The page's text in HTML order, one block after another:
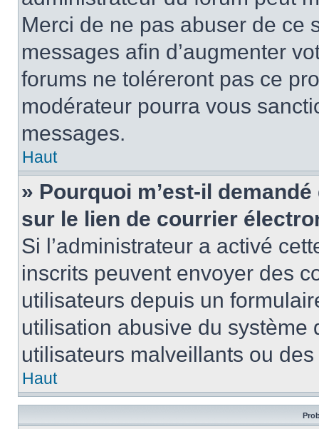
Merci de ne pas abuser de ce
messages afin d’augmenter
forums ne toléreront pas ce
modérateur pourra vous
messages.
Haut
» Pourquoi m’est-il
sur le lien de courrier
Si l’administrateur a activé
inscrits peuvent envoyer des
utilisateurs depuis un
utilisation abusive du
utilisateurs malveillants ou
Haut